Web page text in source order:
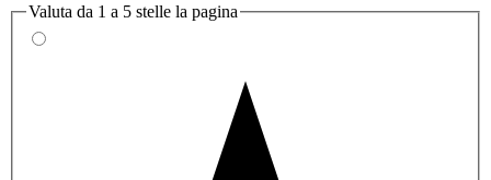
Valuta da 1 a 5 stelle la pagina